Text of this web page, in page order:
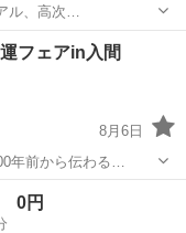
ル、高次…
ー スピリチュアル
フェアin入間
8月6日
年前から伝わる…
ップ
0円